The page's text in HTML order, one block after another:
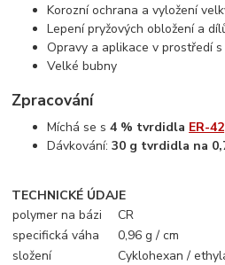
Korozní ochrana a vyložení
Lepení pryžových obložení a
Opravy a aplikace v prostředí
Velké bubny
Zpracování
Míchá se s4 % tvrdidla ER-42
Dávkování:30 g tvrdidla na
TECHNICKÉ ÚDAJE
polymer na bázi
CR
specifická váha
0,96 g / cm
složení
Cyklohexan /